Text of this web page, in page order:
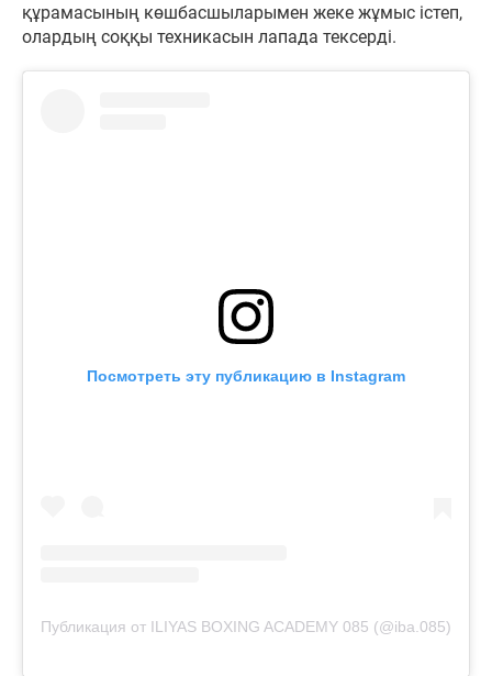
құрамасының көшбасшыларымен жеке жұмыс істеп,
олардың соққы техникасын лапада тексерді.
Посмотреть эту публикацию в Instagram
Публикация от ILIYAS BOXING ACADEMY 085 (@iba.085)